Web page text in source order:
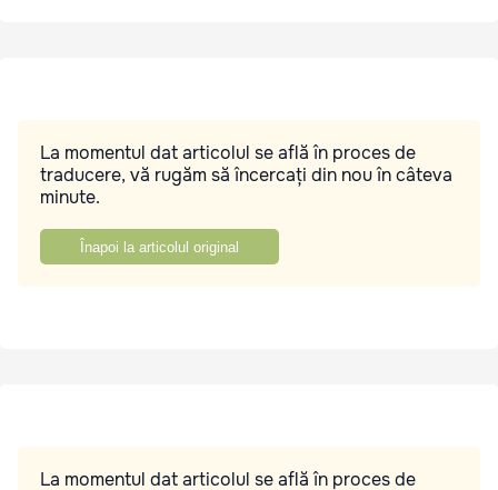
La momentul dat articolul se află în proces de
traducere, vă rugăm să încercați din nou în câteva
minute.
Înapoi la articolul original
La momentul dat articolul se află în proces de